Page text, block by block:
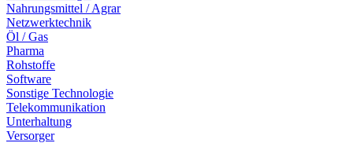
Nahrungsmittel / Agrar
Netzwerktechnik
Öl / Gas
Pharma
Rohstoffe
Software
Sonstige Technologie
Telekommunikation
Unterhaltung
Versorger